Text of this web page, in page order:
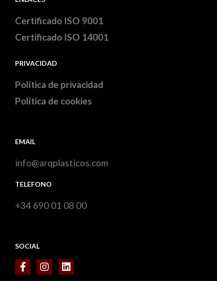
Certificado ISO 9001
Certificado ISO 14001
PRIVACIDAD
Política de privacidad
Política de cookies
EMAIL
info@arqplasticos.com
TELEFONO
+34 690 01 08 00
SOCIAL